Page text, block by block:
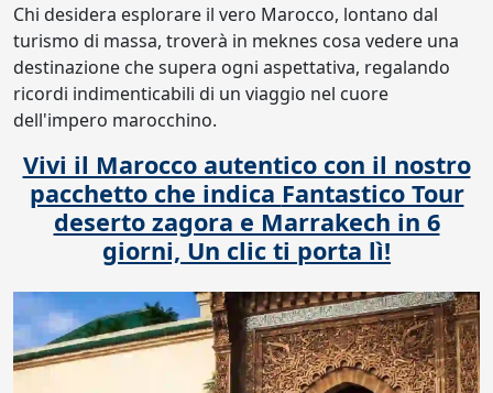
Chi desidera esplorare il vero Marocco, lontano dal
turismo di massa, troverà in meknes cosa vedere una
destinazione che supera ogni aspettativa, regalando
ricordi indimenticabili di un viaggio nel cuore
dell'impero marocchino.
Vivi il Marocco autentico con il nostro
pacchetto che indica Fantastico Tour
deserto zagora e Marrakech in 6
giorni, Un clic ti porta lì!